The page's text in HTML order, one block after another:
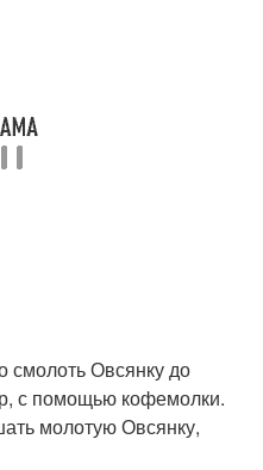
смолоть Овсянку до
с помощью кофемолки.
молотую Овсянку,